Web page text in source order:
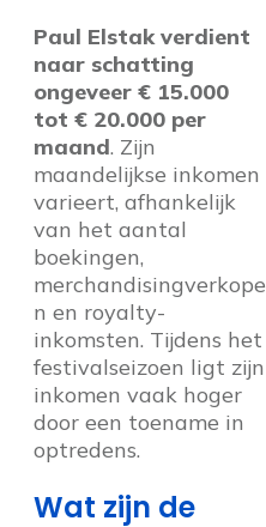
Paul Elstak verdient
naar schatting
ongeveer € 15.000
tot € 20.000 per
maand. Zijn
maandelijkse inkomen
varieert, afhankelijk
van het aantal
boekingen,
merchandisingverkope
n en royalty-
inkomsten. Tijdens het
festivalseizoen ligt zijn
inkomen vaak hoger
door een toename in
optredens.
Wat zijn de